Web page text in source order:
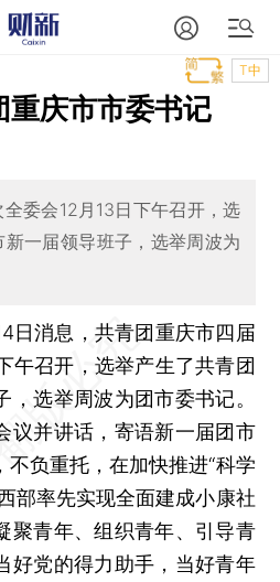
T中
重庆市市委书记
委会12月13日下午召开，选
一届领导班子，选举周波为
消息，共青团重庆市四届
午召开，选举产生了共青团
选举周波为团市委书记。
议并讲话，寄语新一届团市
负重托，在加快推进“科学
部率先实现全面建成小康社
聚青年、组织青年、引导青
好党的得力助手，当好青年